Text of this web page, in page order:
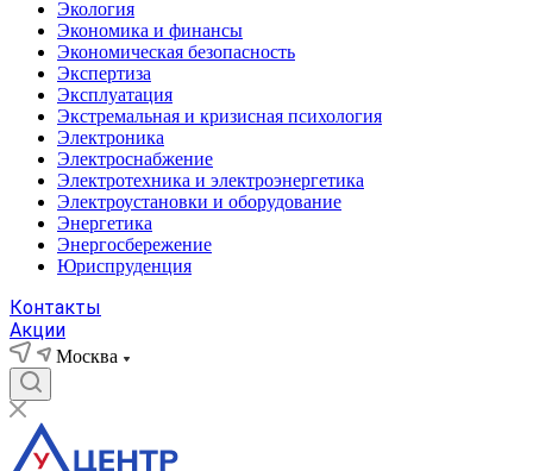
Экология
Экономика и финансы
Экономическая безопасность
Экспертиза
Эксплуатация
Экстремальная и кризисная психология
Электроника
Электроснабжение
Электротехника и электроэнергетика
Электроустановки и оборудование
Энергетика
Энергосбережение
Юриспруденция
Контакты
Акции
Москва